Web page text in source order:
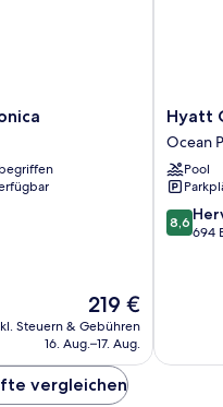
Der
Preis
beträgt
219 €
Steuern & Gebühren
16. Aug.–17. Aug.
Hyatt
Centric
Delfina
Santa
Monica
Ocean
Park
Hyatt
Ocean
Pool
8.6
von
8,6
694
vergleichen